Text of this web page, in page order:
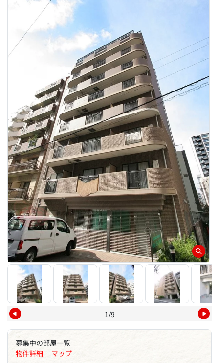
1/9
募集中の部屋一覧
物件詳細 | マップ